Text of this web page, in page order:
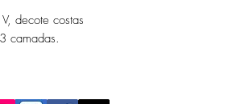
decote costas
camadas.